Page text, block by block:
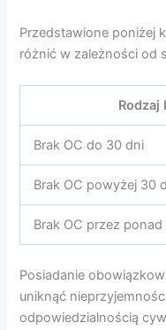
Przedstawione poniżej
różnić w zależności od
Rodzaj
Brak OC do 30 dni
Brak OC powyżej 30
Brak OC przez
Posiadanie
uniknąć
odpowiedzialnością